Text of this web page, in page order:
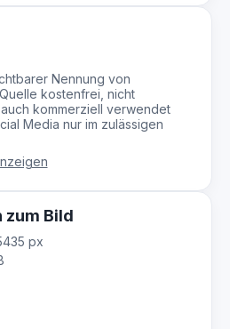
Nennung von
kostenfrei, nicht
kommerziell verwendet
Media nur im zulässigen
zum Bild
px